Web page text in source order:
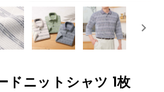
ドニットシャツ 1枚